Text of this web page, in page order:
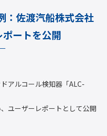
佐渡汽船株式会社
ートを公開
アルコール検知器「ALC-
ユーザーレポートとして公開